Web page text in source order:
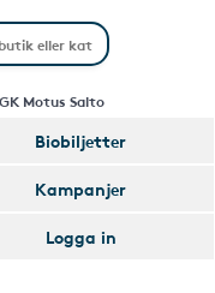
Motus Salto
Biobiljetter
Kampanjer
Logga in